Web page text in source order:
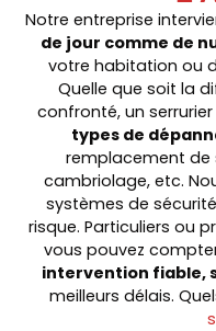
Notre entreprise
de jour comme de
votre habitation ou
Quelle que soit la
confronté, un
types de
remplacement de
cambriolage, etc.
systèmes de
risque. Particuliers ou
vous pouvez
intervention fiable,
meilleurs délais.